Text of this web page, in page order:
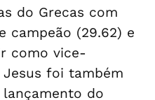
do Grecas com
campeão (29.62) e
como vice-
Jesus foi também
do